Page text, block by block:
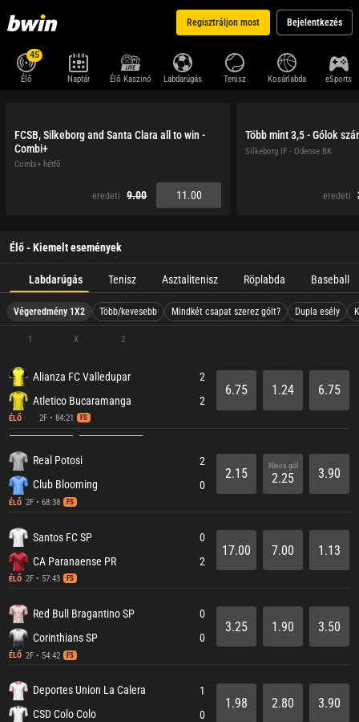
Regisztráljon most Bejelentkezés
45
Élő Naptár Élő Kaszinó Labdarúgás Tenisz Kosárlabda eSports
FCSB, Silkeborg and Santa Clara all to win -
Combi+
Combi+ hétfő
eredeti 9.00 11.00
Több mint 3,5 - Gólok
Silkeborg IF - Odense BK
eredeti
Élő - Kiemelt események
Labdarúgás Tenisz Asztalitenisz Röplabda Baseball
Végeredmény 1X2 Több/kevesebb Mindkét csapat szerez gólt? Dupla esély
1 X 2
Alianza FC Valledupar
Atletico Bucaramanga
ÉLŐ 2F • 84:21 FS
2
2
6.75 1.24 6.75
Real Potosi
Club Blooming
ÉLŐ 2F • 68:38 FS
2
0
2.15
Nincs gól
2.25 3.90
Santos FC SP
CA Paranaense PR
ÉLŐ 2F • 57:43 FS
0
2
17.00 7.00 1.13
Red Bull Bragantino SP
Corinthians SP
ÉLŐ 2F • 54:42 FS
0
0
3.25 1.90 3.50
Deportes Union La Calera
CSD Colo Colo
1
0
1.98 2.80 3.90